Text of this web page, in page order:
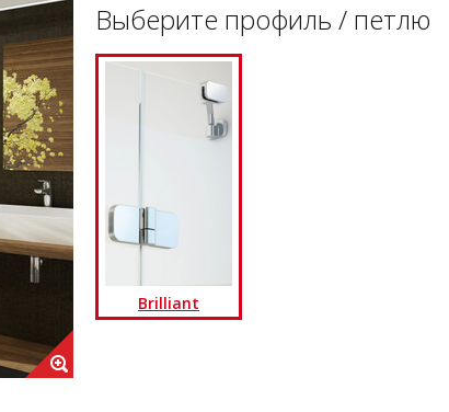
Выберите профиль / петлю
Brilliant